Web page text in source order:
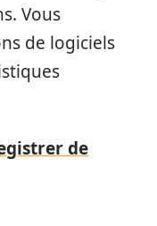
Vous
de logiciels
de